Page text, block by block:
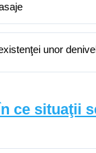
unor
ce situaţii